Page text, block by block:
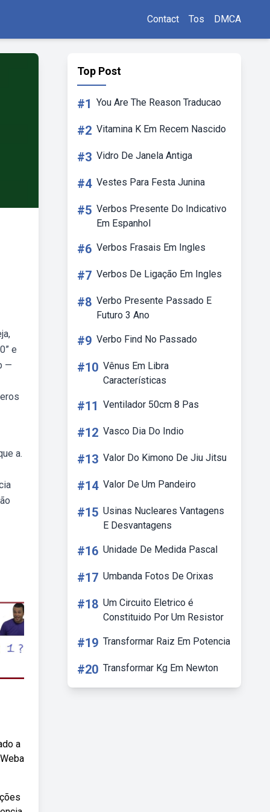
Contact Tos DMCA
e
—
a.
a
Top Post
#1 You Are The Reason Traducao
#2 Vitamina K Em Recem Nascido
#3 Vidro De Janela Antiga
#4 Vestes Para Festa Junina
#5 Verbos Presente Do Indicativo
Em Espanhol
#6 Verbos Frasais Em Ingles
#7 Verbos De Ligação Em Ingles
#8 Verbo Presente Passado E
Futuro 3 Ano
#9 Verbo Find No Passado
#10 Vênus Em Libra
Características
#11 Ventilador 50cm 8 Pas
#12 Vasco Dia Do Indio
#13 Valor Do Kimono De Jiu Jitsu
#14 Valor De Um Pandeiro
#15 Usinas Nucleares Vantagens
E Desvantagens
#16 Unidade De Medida Pascal
#17 Umbanda Fotos De Orixas
#18 Um Circuito Eletrico é
Constituido Por Um Resistor
#19 Transformar Raiz Em Potencia
#20 Transformar Kg Em Newton